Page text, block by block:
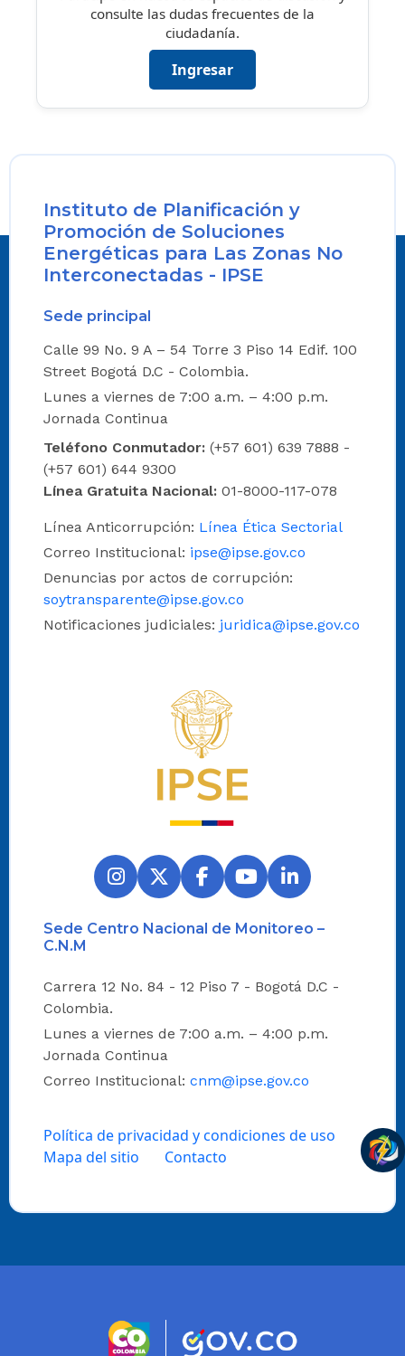
consulte las dudas frecuentes de la
ciudadanía.
Ingresar
Instituto de Planificación y
Promoción de Soluciones
Energéticas para Las Zonas No
Interconectadas - IPSE
Sede principal
Calle 99 No. 9 A – 54 Torre 3 Piso 14 Edif. 100
Street Bogotá D.C - Colombia.
Lunes a viernes de 7:00 a.m. – 4:00 p.m.
Jornada Continua
Teléfono Conmutador: (+57 601) 639 7888 -
(+57 601) 644 9300
Línea Gratuita Nacional: 01-8000-117-078
Línea Anticorrupción: Línea Ética Sectorial
Correo Institucional: ipse@ipse.gov.co
Denuncias por actos de corrupción:
soytransparente@ipse.gov.co
Notificaciones judiciales: juridica@ipse.gov.co
Sede Centro Nacional de Monitoreo –
C.N.M
Carrera 12 No. 84 - 12 Piso 7 - Bogotá D.C -
Colombia.
Lunes a viernes de 7:00 a.m. – 4:00 p.m.
Jornada Continua
Correo Institucional: cnm@ipse.gov.co
Política de privacidad y condiciones de uso
Mapa del sitio
Contacto
Logo marca Colombia